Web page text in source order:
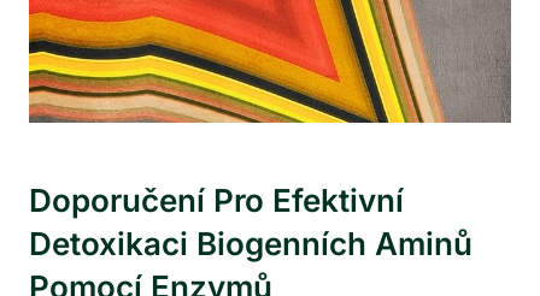
Doporučení Pro Efektivní
Detoxikaci Biogenních Aminů
Pomocí Enzymů